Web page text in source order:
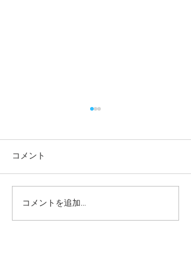
第3回グリーングリーンの
はらワークショップレポ
コメント
コメントを追加…